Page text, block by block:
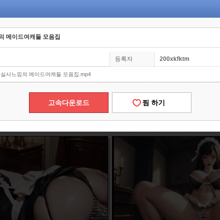
메이드여캐들 모음집
등록자 200xkfktm
사느낌의 메이드여캐들 모음집.mp4
고속다운로드 찜 하기